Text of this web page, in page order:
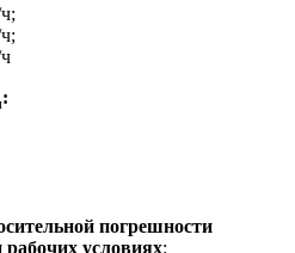
:
погрешности
рабочих условиях: